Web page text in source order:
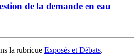
de la demande en eau
la rubrique Exposés et Débats.